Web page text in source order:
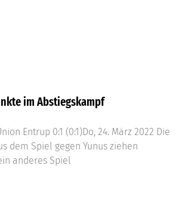
im Abstiegskampf
Entrup 0:1 (0:1)Do, 24. März 2022 Die
dem Spiel gegen Yunus ziehen
anderes Spiel